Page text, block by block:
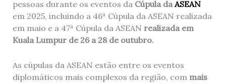
pessoas durante os eventos da Cúpula daASEAN
em 2025, incluindo a 46ª Cúpula da ASEAN realizada
em maio e a 47ª Cúpula da ASEAN realizada em
Kuala Lumpur de 26 a 28 de outubro.
As cúpulas da ASEAN estão entre os eventos
diplomáticos mais complexos da região, com mais